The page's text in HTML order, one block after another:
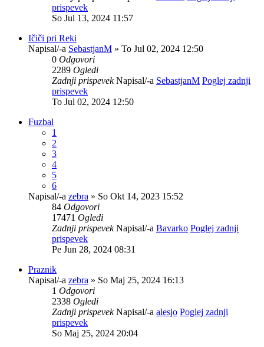
prispevek
So Jul 13, 2024 11:57
Ičiči pri Reki
Napisal/-a SebastjanM » To Jul 02, 2024 12:50
0 Odgovori
2289 Ogledi
Zadnji prispevekNapisal/-a SebastjanM Poglej zadnji
prispevek
To Jul 02, 2024 12:50
Fuzbal
1
2
3
4
5
6
Napisal/-a zebra » So Okt 14, 2023 15:52
84 Odgovori
17471 Ogledi
Zadnji prispevekNapisal/-a Bavarko Poglej zadnji
prispevek
Pe Jun 28, 2024 08:31
Praznik
Napisal/-a zebra » So Maj 25, 2024 16:13
1 Odgovori
2338 Ogledi
Zadnji prispevekNapisal/-a alesjo Poglej zadnji
prispevek
So Maj 25, 2024 20:04